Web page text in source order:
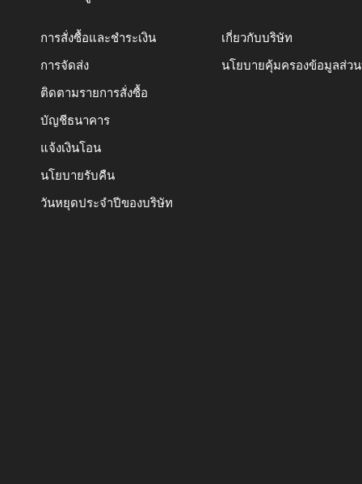
การสั่งซื้อและชำระเงิน
การจัดส่ง
ติดตามรายการสั่งซื้อ
บัญชีธนาคาร
แจ้งเงินโอน
นโยบายรับคืน
วันหยุดประจำปีของบริษัท
เกี่ยวกับบริษัท
นโยบายคุ้มครองข้อมูลส่ว